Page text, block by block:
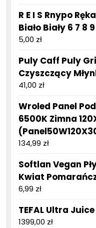
R E I S Rnypo
Biało Biały 6 7 8 9
5,00 zł
Puly Caff Puly
Czyszczący
41,00 zł
Wroled Panel
6500K Zimna
134,99 zł
Softlan Vegan
Kwiat
6,99 zł
TEFAL Ultra
1399,00 zł